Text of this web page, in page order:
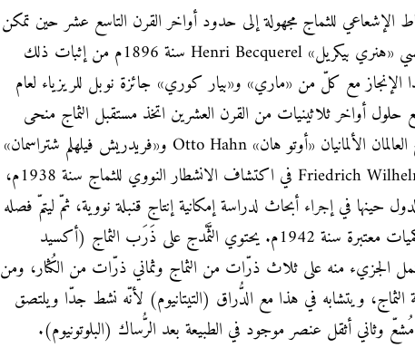
الإشعاعي للثماج مجهولة إلى حدود أواخر القرن التاسع عشر حين تمكن
عالم الريزياء الفرنسي «هنري بيكريل» Henri Becquerel سنة 1896م من إثبات ذلك
الإنجاز مع كلّ من «ماري» و«بيار كوري» جائزة نوبل للريزياء لعام
حلول أواخر ثلاثينيات من القرن العشرين اتخذ مستقبل الثماج منحى
جديدا حيث نجح العالمان الألمانيان «أوتو هان» Otto Hahn و«فريدريش فيلهلم شتراسمان»
Friedrich Wilhelm Strassmann في اكتشاف الانشطار النووي للثماج سنة 1938م،
حينها في إجراء أبحاث لدراسة إمكانية إنتاج قنبلة نووية، ثمّ ليتمّ فصله
على شكل نقي بكميات معتبرة سنة 1942م. يحتوي الثَّمْدج على ذَرَب الثماج (أكسيد
الجزيء منه على ثلاث ذرّات من الثماج وثماني ذرّات من الكُثار، ومن
ويتشابه في هذا مع الدُّراق (التيتانيوم) لأنّه نشط جدّا ويلتصق
وثاني أثقل عنصر موجود في الطبيعة بعد الرُّساك (البلوتونيوم).